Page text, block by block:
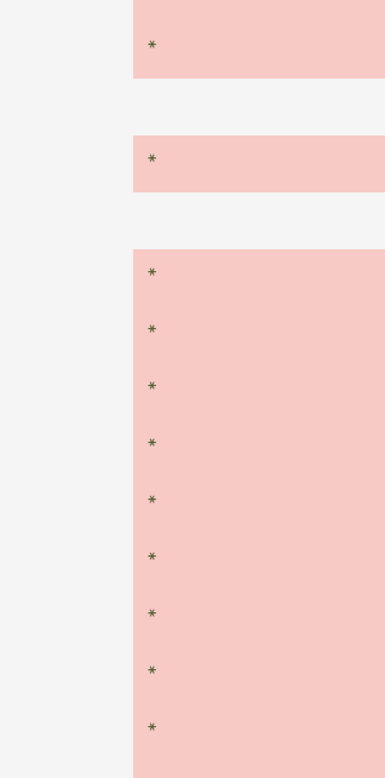
*
*
*
*
*
*
*
*
*
*
*